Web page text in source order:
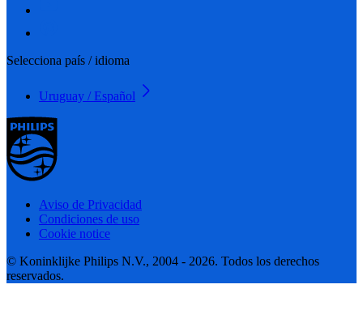
Selecciona país / idioma
Uruguay / Español
Aviso de Privacidad
Condiciones de uso
Cookie notice
© Koninklijke Philips N.V., 2004 - 2026. Todos los derechos
reservados.